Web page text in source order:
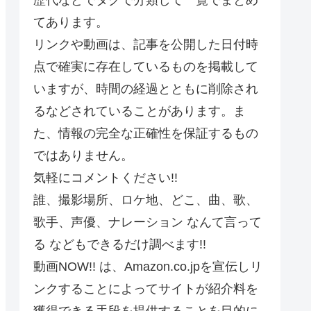
てあります。
リンクや動画は、記事を公開した日付時
点で確実に存在しているものを掲載して
いますが、時間の経過とともに削除され
るなどされていることがあります。ま
た、情報の完全な正確性を保証するもの
ではありません。
気軽にコメントください!!
誰、撮影場所、ロケ地、どこ、曲、歌、
歌手、声優、ナレーション なんて言って
る などもできるだけ調べます!!
動画NOW!! は、Amazon.co.jpを宣伝しリ
ンクすることによってサイトが紹介料を